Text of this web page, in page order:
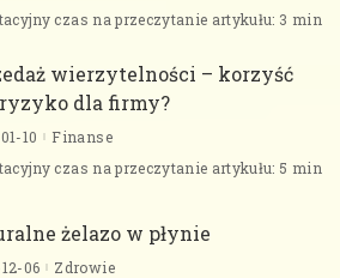
czas na przeczytanie artykułu: 3 min
wierzytelności – korzyść
dla firmy?
10
Finanse
czas na przeczytanie artykułu: 5 min
żelazo w płynie
06
Zdrowie